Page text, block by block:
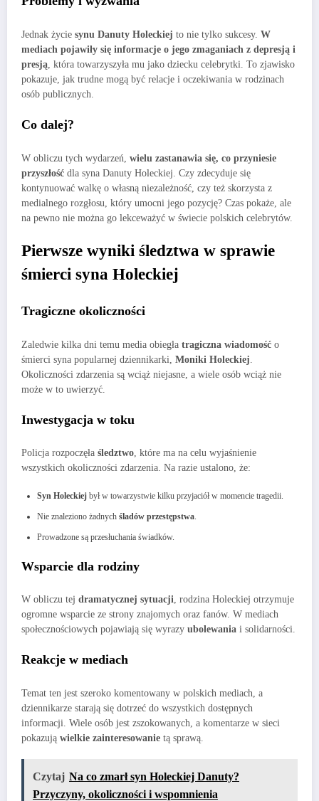
Jednak życie synu Danuty Holeckiej to nie tylko sukcesy. W
mediach pojawiły się informacje o jego zmaganiach z depresją i
presją , która towarzyszyła mu jako dziecku celebrytki. To zjawisko
pokazuje, jak trudne mogą być relacje i oczekiwania w rodzinach
osób publicznych.
Co dalej?
W obliczu tych wydarzeń, wielu zastanawia się, co przyniesie
przyszłość dla syna Danuty Holeckiej. Czy zdecyduje się
kontynuować walkę o własną niezależność, czy też skorzysta z
medialnego rozgłosu, który umocni jego pozycję? Czas pokaże, ale
na pewno nie można go lekceważyć w świecie polskich celebrytów.
Pierwsze wyniki śledztwa w sprawie
śmierci syna Holeckiej
Tragiczne okoliczności
Zaledwie kilka dni temu media obiegła tragiczna wiadomość o
śmierci syna popularnej dziennikarki, Moniki Holeckiej
Okoliczności zdarzenia są wciąż niejasne, a wiele osób wciąż nie
może w to uwierzyć.
Inwestygacja w toku
Policja rozpoczęła śledztwo, które ma na celu wyjaśnienie
wszystkich okoliczności zdarzenia. Na razie ustalono, że:
Syn Holeckiej był w towarzystwie kilku przyjaciół w momencie tragedii.
Nie znaleziono żadnych śladów przestępstwa
Prowadzone są przesłuchania świadków.
Wsparcie dla rodziny
W obliczu tej dramatycznej sytuacji, rodzina Holeckiej otrzymuje
ogromne wsparcie ze strony znajomych oraz fanów. W mediach
społecznościowych pojawiają się wyrazy ubolewania i solidarności.
Reakcje w mediach
Temat ten jest szeroko komentowany w polskich mediach, a
dziennikarze starają się dotrzeć do wszystkich dostępnych
informacji. Wiele osób jest zszokowanych, a komentarze w sieci
pokazują wielkie zainteresowanie tą sprawą.
Czytaj Na co zmarł syn Holeckiej Danuty?
Przyczyny, okoliczności i wspomnienia